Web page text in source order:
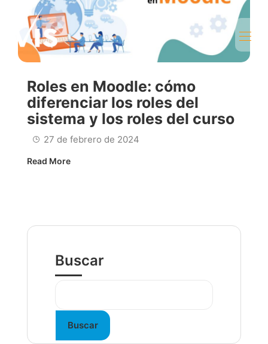
Roles en Moodle: cómo
diferenciar los roles del
sistema y los roles del curso
27 de febrero de 2024
Read More
Buscar
Buscar